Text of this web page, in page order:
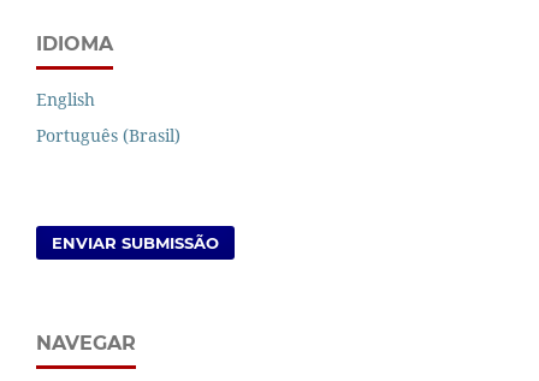
IDIOMA
English
Português (Brasil)
ENVIAR SUBMISSÃO
NAVEGAR